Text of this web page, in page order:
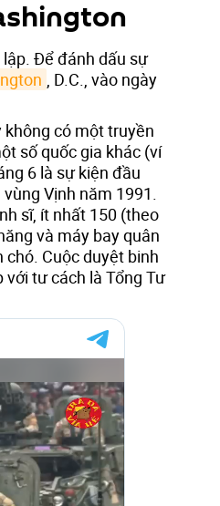
Để đánh dấu sự
, D.C., vào ngày
không có một truyền
số quốc gia khác (ví
6 là sự kiện đầu
Vịnh năm 1991.
sĩ, ít nhất 150 (theo
và máy bay quân
chó. Cuộc duyệt binh
tư cách là Tổng Tư